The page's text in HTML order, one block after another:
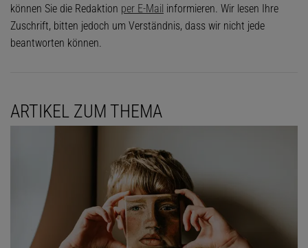
können Sie die Redaktion per E-Mail informieren. Wir lesen Ihre
Zuschrift, bitten jedoch um Verständnis, dass wir nicht jede
beantworten können.
ARTIKEL ZUM THEMA